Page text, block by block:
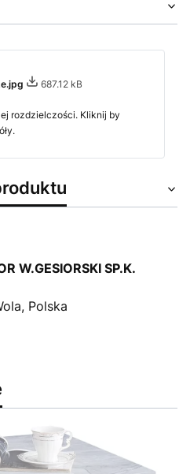
687.12 kB
rozdzielczości. Kliknij by
W.GESIORSKI SP.K.
Polska